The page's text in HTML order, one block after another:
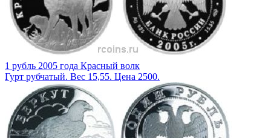
1 рубль 2005 года Красный волк
Гурт рубчатый. Вес 15,55. Цена 2500.